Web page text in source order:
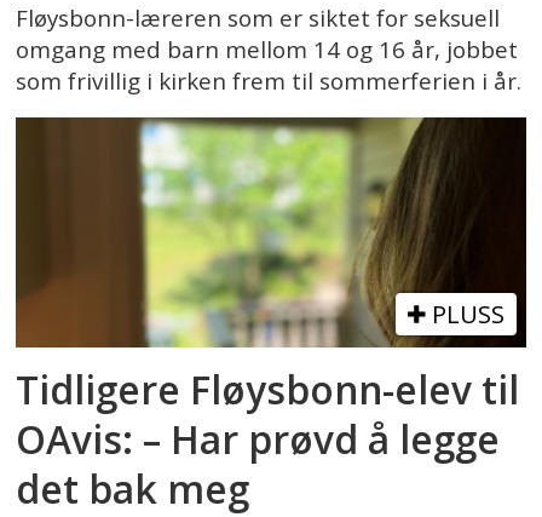
Fløysbonn-læreren som er siktet for seksuell
omgang med barn mellom 14 og 16 år, jobbet
som frivillig i kirken frem til sommerferien i år.
PLUSS
Tidligere Fløysbonn-elev til
OAvis: – Har prøvd å legge
det bak meg